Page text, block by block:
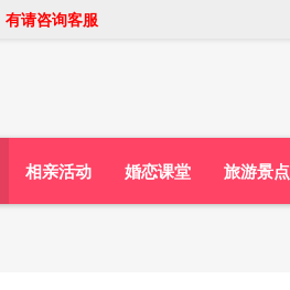
有请咨询客服
相亲活动 婚恋课堂 旅游景点